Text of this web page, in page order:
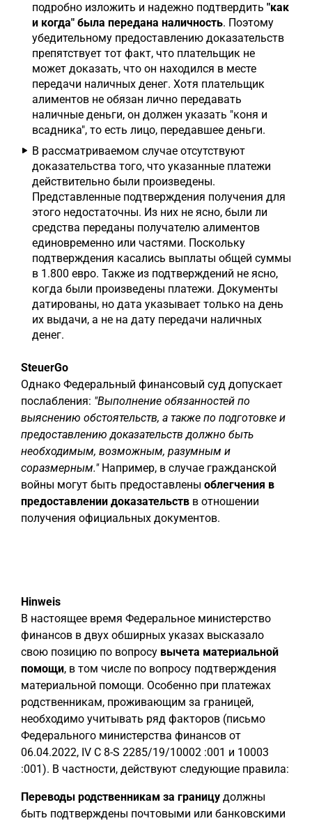
подробно изложить и надежно подтвердить "как
и когда" была передана наличность. Поэтому
убедительному предоставлению доказательств
препятствует тот факт, что плательщик не
может доказать, что он находился в месте
передачи наличных денег. Хотя плательщик
алиментов не обязан лично передавать
наличные деньги, он должен указать "коня и
всадника", то есть лицо, передавшее деньги.
В рассматриваемом случае отсутствуют
доказательства того, что указанные платежи
действительно были произведены.
Представленные подтверждения получения для
этого недостаточны. Из них не ясно, были ли
средства переданы получателю алиментов
единовременно или частями. Поскольку
подтверждения касались выплаты общей суммы
в 1.800 евро. Также из подтверждений не ясно,
когда были произведены платежи. Документы
датированы, но дата указывает только на день
их выдачи, а не на дату передачи наличных
денег.
SteuerGo
Однако Федеральный финансовый суд допускает
послабления: "Выполнение обязанностей по
выяснению обстоятельств, а также по подготовке и
предоставлению доказательств должно быть
необходимым, возможным, разумным и
соразмерным."Например, в случае гражданской
войны могут быть предоставлены облегчения в
предоставлении доказательств в отношении
получения официальных документов.
Hinweis
В настоящее время Федеральное министерство
финансов в двух обширных указах высказало
свою позицию по вопросу вычета материальной
помощи, в том числе по вопросу подтверждения
материальной помощи. Особенно при платежах
родственникам, проживающим за границей,
необходимо учитывать ряд факторов (письмо
Федерального министерства финансов от
06.04.2022, IV C 8-S 2285/19/10002 :001 и 10003
:001). В частности, действуют следующие правила:
Переводы родственникам за границу должны
быть подтверждены почтовыми или банковскими